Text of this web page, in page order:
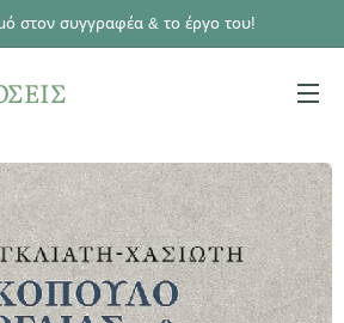
στον συγγραφέα & το έργο του!